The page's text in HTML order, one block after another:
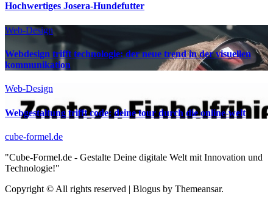
Hochwertiges Josera-Hundefutter
Web-Design
Webdesign trifft technologie: der neue trend in der visuellen
kommunikation
Web-Design
Webgestaltung trifft code: deine tour durch die online-welt
cube-formel.de
"Cube-Formel.de - Gestalte Deine digitale Welt mit Innovation und
Technologie!"
Copyright © All rights reserved | Blogus by Themeansar.